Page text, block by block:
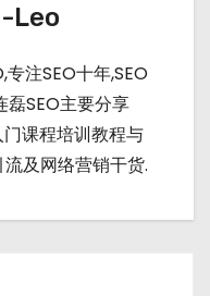
Leo
专注SEO十年,SEO
磊SEO主要分享
门课程培训教程与
及网络营销干货.